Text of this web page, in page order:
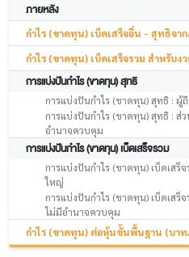
ภายหลัง
กำไร (ขาดทุน) เบ็ดเสร็จอื่น - สุทธิจา
กำไร (ขาดทุน) เบ็ดเสร็จรวม สำหรับง
การแบ่งปันกำไร (ขาดทุน) สุทธิ
การแบ่งปันกำไร (ขาดทุน) สุทธิ :
การแบ่งปันกำไร (ขาดทุน) สุทธิ : ส่
อำนาจควบคุม
การแบ่งปันกำไร (ขาดทุน) เบ็ดเสร็จรวม
การแบ่งปันกำไร (ขาดทุน) เบ็ดเสร็
ใหญ่
การแบ่งปันกำไร (ขาดทุน) เบ็ดเสร็จ
ไม่มีอำนาจควบคุม
กำไร (ขาดทุน) ต่อหุ้นขั้นพื้นฐาน (บา